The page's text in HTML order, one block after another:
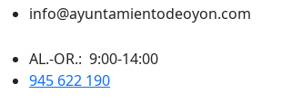
info@ayuntamientodeoyon.com
AL.-OR.: 9:00-14:00
945 622 190